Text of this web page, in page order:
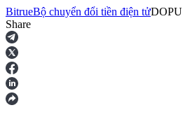
Hợp đồng tương lai
BitrueBộ chuyển đổi tiền điện tửDOPU
Share